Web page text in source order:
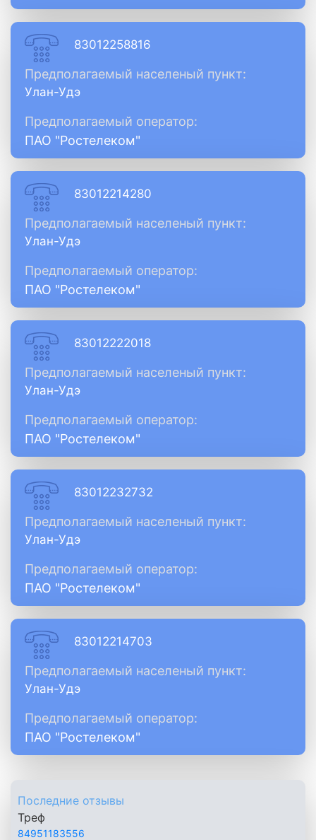
83012258816
Предполагаемый населеный пункт:
Улан-Удэ
Предполагаемый оператор:
ПАО "Ростелеком"
83012214280
Предполагаемый населеный пункт:
Улан-Удэ
Предполагаемый оператор:
ПАО "Ростелеком"
83012222018
Предполагаемый населеный пункт:
Улан-Удэ
Предполагаемый оператор:
ПАО "Ростелеком"
83012232732
Предполагаемый населеный пункт:
Улан-Удэ
Предполагаемый оператор:
ПАО "Ростелеком"
83012214703
Предполагаемый населеный пункт:
Улан-Удэ
Предполагаемый оператор:
ПАО "Ростелеком"
Последние отзывы
Треф
84951183556